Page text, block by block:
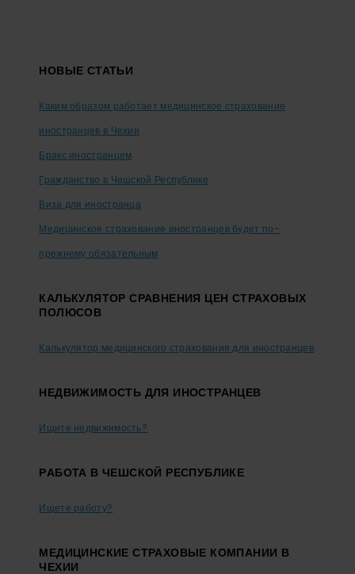
FooterНОВЫЕ СТАТЬИ
Каким образом работает медицинское страхование
иностранцев в Чехии
Бракс иностранцем
Гражданство в Чешской Республике
Виза для иностранца
Медицинское страхование иностранцев будет по-
прежнему обязательным
КАЛЬКУЛЯТОР СРАВНЕНИЯ ЦЕН СТРАХОВЫХ
ПОЛЮСОВ
Калькулятор медицинского страхования для иностранцев
НЕДВИЖИМОСТЬ ДЛЯ ИНОСТРАНЦЕВ
Ищите недвижимость?
PАБОТА В ЧЕШСКОЙ РЕСПУБЛИКЕ
Ищете работу?
МЕДИЦИНСКИЕ СТРАХОВЫЕ КОМПАНИИ В
ЧЕХИИ